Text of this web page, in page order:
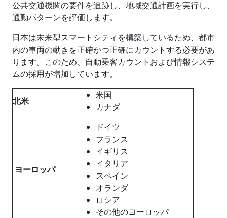
公共交通機関の要件を追跡し、地域交通計画を実行し、
通勤パターンを評価します。
日本は未来型スマートシティを構築しているため、都市
内の車両の動きを正確かつ正確にカウントする必要があ
ります。このため、自動乗客カウントおよび情報システ
ムの採用が増加しています。
北米
米国
カナダ
ヨーロッパ
ドイツ
フランス
イギリス
イタリア
スペイン
オランダ
ロシア
その他のヨーロッパ